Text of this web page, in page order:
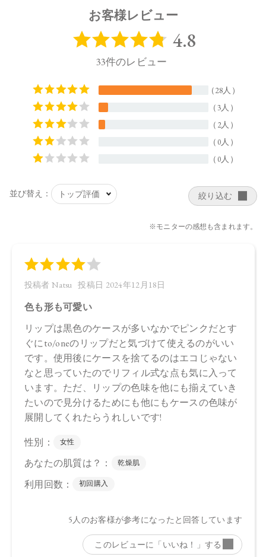
商品によっては、お届けまで１～２週間かかる場合がござい
合がございます。
●パッケージのリニューアル等の理由により、成分・処方が記
載と異なる場合がございます。
●予告なくパッケージ仕様が変更になる場合がございます。
お客様レビュー